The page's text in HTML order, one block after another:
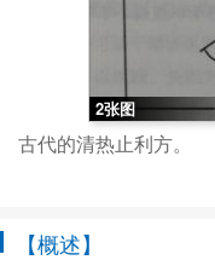
2张图
古代的清热止利方。
【概述】